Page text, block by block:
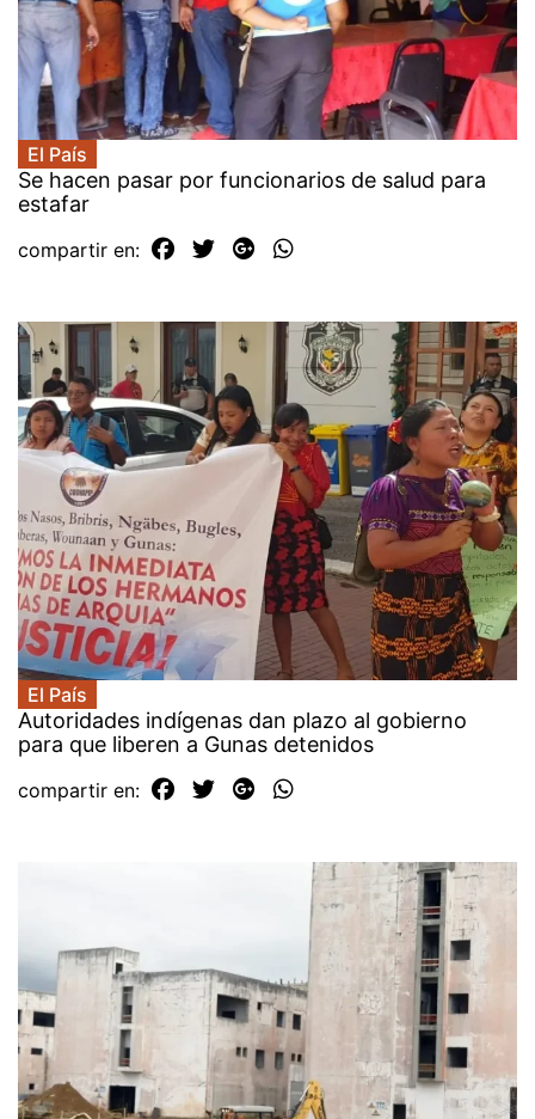
El País
Se hacen pasar por funcionarios de salud para
estafar
compartir en:
El País
Autoridades indígenas dan plazo al gobierno
para que liberen a Gunas detenidos
compartir en: